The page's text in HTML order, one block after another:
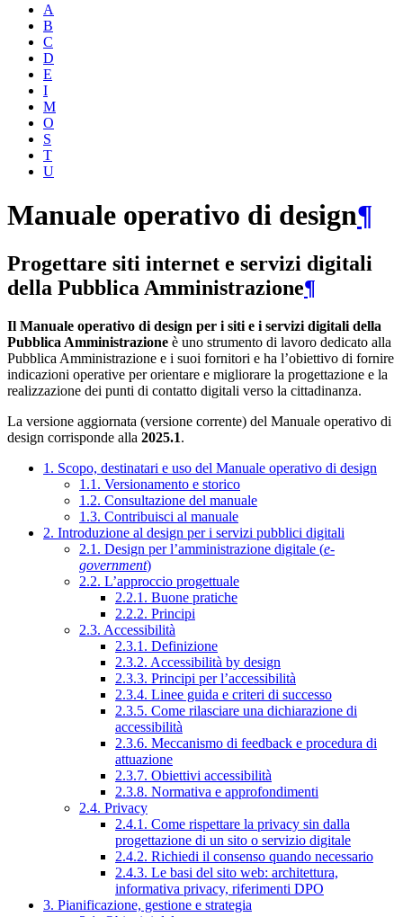
A
B
C
D
E
I
M
O
S
T
U
Manuale operativo di design¶
Progettare siti internet e servizi digitali
della Pubblica Amministrazione¶
Il Manuale operativo di design per i siti e i servizi digitali della
Pubblica Amministrazione è uno strumento di lavoro dedicato alla
Pubblica Amministrazione e i suoi fornitori e ha l’obiettivo di fornire
indicazioni operative per orientare e migliorare la progettazione e la
realizzazione dei punti di contatto digitali verso la cittadinanza.
La versione aggiornata (versione corrente) del Manuale operativo di
design corrisponde alla 2025.1.
1. Scopo, destinatari e uso del Manuale operativo di design
1.1. Versionamento e storico
1.2. Consultazione del manuale
1.3. Contribuisci al manuale
2. Introduzione al design per i servizi pubblici digitali
2.1. Design per l’amministrazione digitale (e-
government)
2.2. L’approccio progettuale
2.2.1. Buone pratiche
2.2.2. Principi
2.3. Accessibilità
2.3.1. Definizione
2.3.2. Accessibilità by design
2.3.3. Principi per l’accessibilità
2.3.4. Linee guida e criteri di successo
2.3.5. Come rilasciare una dichiarazione di
accessibilità
2.3.6. Meccanismo di feedback e procedura di
attuazione
2.3.7. Obiettivi accessibilità
2.3.8. Normativa e approfondimenti
2.4. Privacy
2.4.1. Come rispettare la privacy sin dalla
progettazione di un sito o servizio digitale
2.4.2. Richiedi il consenso quando necessario
2.4.3. Le basi del sito web: architettura,
informativa privacy, riferimenti DPO
3. Pianificazione, gestione e strategia